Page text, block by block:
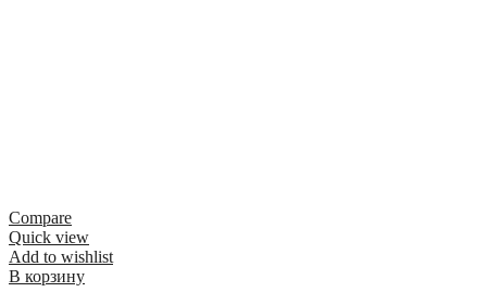
Compare
Quick view
Add to wishlist
В корзину